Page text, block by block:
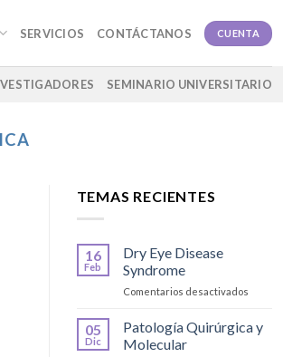
SERVICIOS CONTÁCTANOS CUENTA
SEMINARIO UNIVERSITARIO
TEMAS RECIENTES
16
Feb
Dry Eye Disease
Syndrome
Comentarios desactivadosen
Disease
05
Dic
Patología Quirúrgica y
Molecular